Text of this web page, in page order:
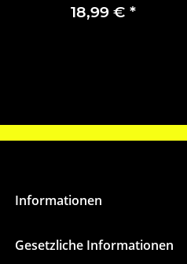
18,99 € *
Informationen
Gesetzliche Informationen